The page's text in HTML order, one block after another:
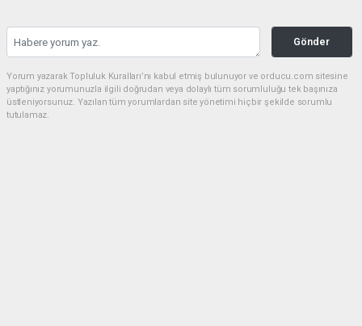
Gönder
Yorum yazarak Topluluk Kuralları’nı kabul etmiş bulunuyor ve orducu.com sitesine
yaptığınız yorumunuzla ilgili doğrudan veya dolaylı tüm sorumluluğu tek başınıza
üstleniyorsunuz. Yazılan tüm yorumlardan site yönetimi hiçbir şekilde sorumlu
tutulamaz.